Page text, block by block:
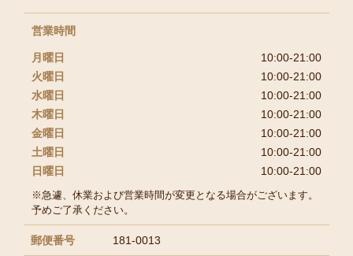
営業時間
月曜日
10:00-21:00
火曜日
10:00-21:00
水曜日
10:00-21:00
木曜日
10:00-21:00
金曜日
10:00-21:00
土曜日
10:00-21:00
日曜日
10:00-21:00
※急遽、休業および営業時間が変更となる場合がございます。
予めご了承ください。
郵便番号 181-0013